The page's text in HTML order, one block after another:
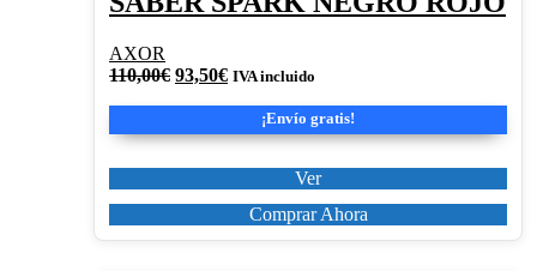
AXOR
110,00€ El
era:
93,50€El
actual
es:
IVA incluido
¡Envío gratis!
Ver
Comprar Ahora